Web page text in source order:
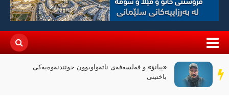
سەر
دێڕ
«پیانۆ» و فەلسەفەی ناتەواوبوون خوێندنەوەیەکی
باختینی